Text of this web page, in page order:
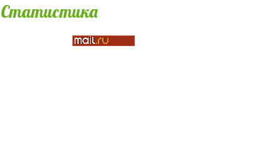
Статистика